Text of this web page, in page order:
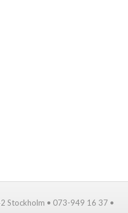
Stockholm • 073-949 16 37 •